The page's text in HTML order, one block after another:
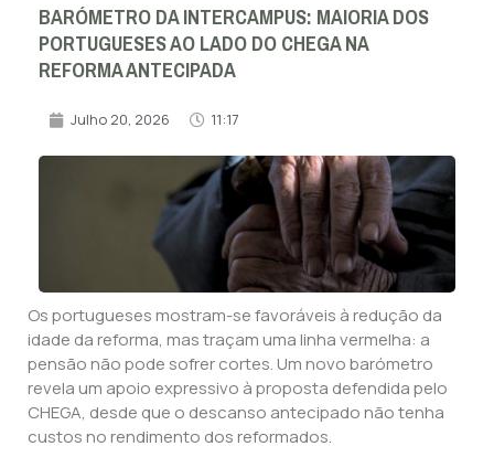
BARÓMETRO DA INTERCAMPUS: MAIORIA DOS
PORTUGUESES AO LADO DO CHEGA NA
REFORMA ANTECIPADA
Julho 20, 2026 11:17
Os portugueses mostram-se favoráveis à redução da
idade da reforma, mas traçam uma linha vermelha: a
pensão não pode sofrer cortes. Um novo barómetro
revela um apoio expressivo à proposta defendida pelo
CHEGA, desde que o descanso antecipado não tenha
custos no rendimento dos reformados.